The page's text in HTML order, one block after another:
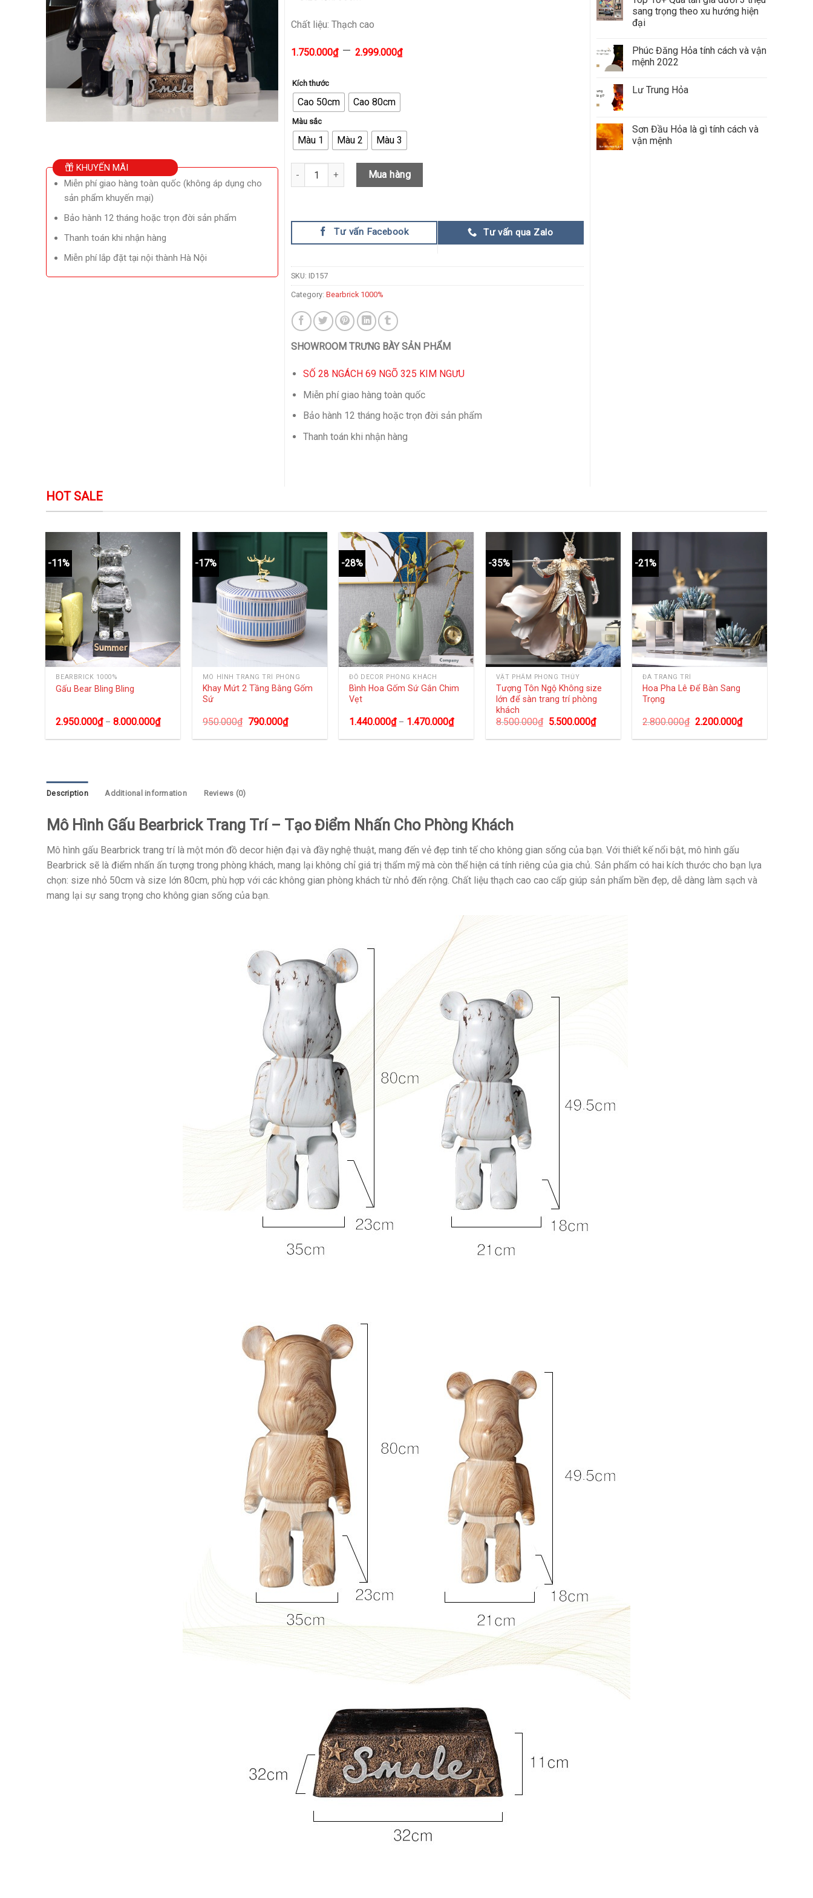
KHUYẾN MÃI
Miễn phí giao hàng toàn quốc (không áp dụng cho
sản phẩm khuyến mại)
Bảo hành 12 tháng hoặc trọn đời sản phẩm
Thanh toán khi nhận hàng
Miễn phí lắp đặt tại nội thành Hà Nội
Chất liệu: Thạch cao
1.750.000₫– 2.999.000₫
Kích thước
Cao 50cm Cao 80cm
Màu sắc
Màu 1 Màu 2 Màu 3
Gấu Bearbrick Màu Loang Cao 50cm - 80cm quantity
Mua hàng
Tư vấn Facebook Tư vấn qua Zalo
SKU: ID157
Category: Bearbrick 1000%
SHOWROOM TRƯNG BÀY SẢN PHẨM
SỐ 28 NGÁCH 69 NGÕ 325 KIM NGƯU
Miễn phí giao hàng toàn quốc
Bảo hành 12 tháng hoặc trọn đời sản phẩm
Thanh toán khi nhận hàng
sang trọng theo xu hướng hiện
đại
Phúc Đăng Hỏa tính cách và vận
mệnh 2022
Lư Trung Hỏa
Sơn Đầu Hỏa là gì tính cách và
vận mệnh
HOT SALE
-11%
BEARBRICK 1000%
Gấu Bear Bling Bling
2.950.000₫–8.000.000₫
-17%
MÔ HÌNH TRANG TRÍ PHÒNG
Khay Mứt 2 Tầng Bằng Gốm
Sứ
950.000₫ 790.000₫
-28%
ĐỒ DECOR PHÒNG KHÁCH
Bình Hoa Gốm Sứ Gắn Chim
Vẹt
1.440.000₫– 1.470.000₫
-35%
VẬT PHẨM PHONG THỦY
Tượng Tôn Ngộ Không size
lớn để sàn trang trí phòng
khách
8.500.000₫ 5.500.000₫
-21%
ĐÁ TRANG TRÍ
Hoa Pha Lê Để Bàn Sang
Trọng
2.800.000₫ 2.200.000₫
Description Additional information Reviews (0)
Mô Hình Gấu Bearbrick Trang Trí – Tạo Điểm Nhấn Cho Phòng Khách
Mô hình gấu Bearbrick trang trí là một món đồ decor hiện đại và đầy nghệ thuật, mang đến vẻ đẹp tinh tế cho không gian sống của bạn. Với thiết kế nổi bật, mô hình gấu
Bearbrick sẽ là điểm nhấn ấn tượng trong phòng khách, mang lại không chỉ giá trị thẩm mỹ mà còn thể hiện cá tính riêng của gia chủ. Sản phẩm có hai kích thước cho bạn lựa
chọn: size nhỏ 50cm và size lớn 80cm, phù hợp với các không gian phòng khách từ nhỏ đến rộng. Chất liệu thạch cao cao cấp giúp sản phẩm bền đẹp, dễ dàng làm sạch và
mang lại sự sang trọng cho không gian sống của bạn.